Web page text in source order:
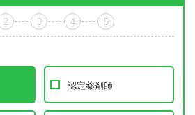
2 3 4 5
認定薬剤師